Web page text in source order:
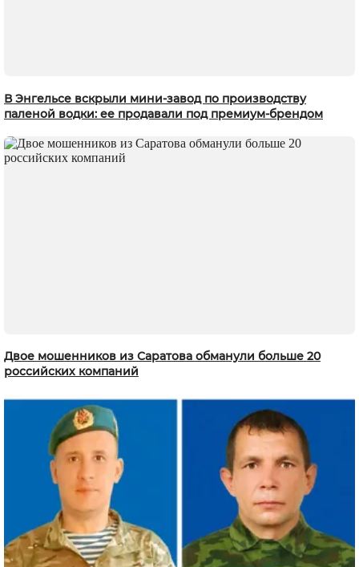
В Энгельсе вскрыли мини-завод по производству
паленой водки: ее продавали под премиум-брендом
Двое мошенников из Саратова обманули больше 20
российских компаний